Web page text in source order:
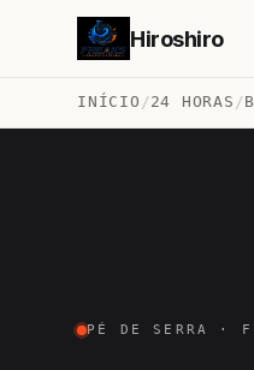
Hiroshiro
INÍCIO /24 HORAS /
PÉ DE SERRA ·